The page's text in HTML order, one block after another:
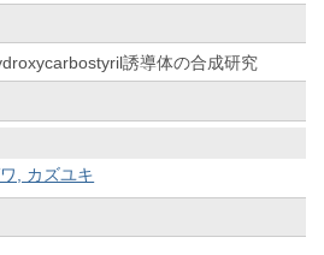
誘導体の合成研究
, カズユキ